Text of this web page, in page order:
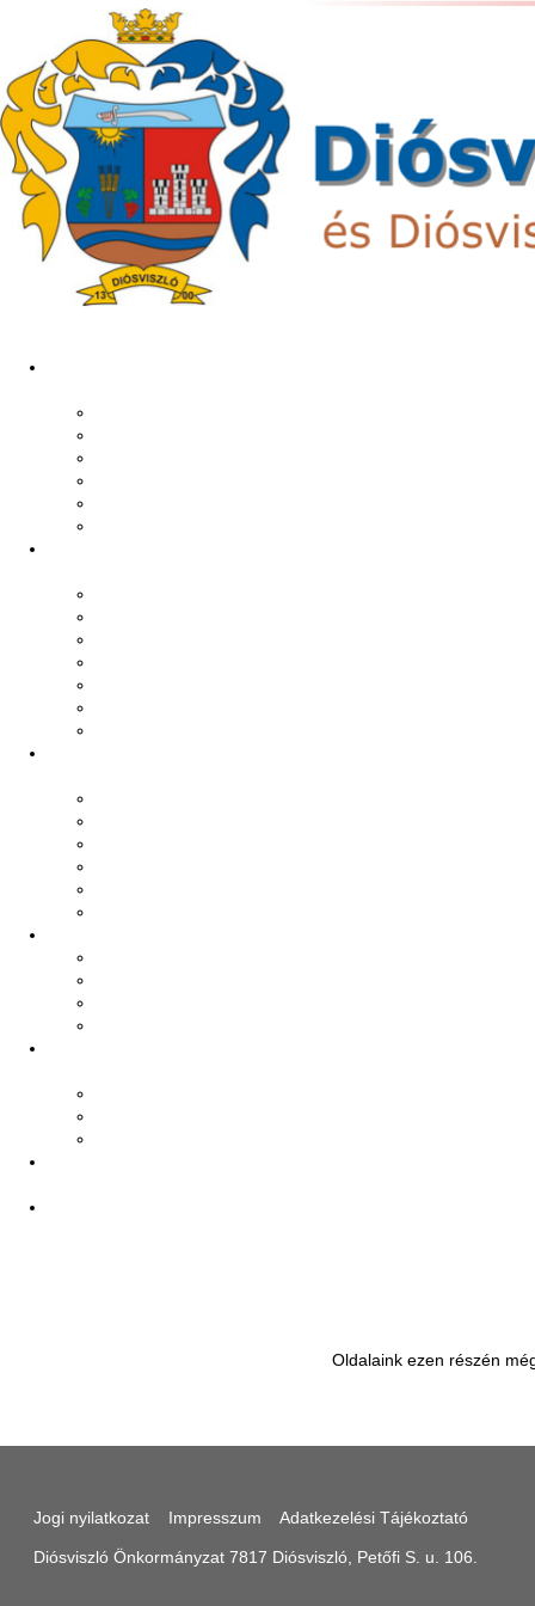
Oldalaink ezen részén
Jogi nyilatkozat Impresszum Adatkezelési Tájékoztató
Diósviszló Önkormányzat 7817 Diósviszló, Petőfi S. u. 106.